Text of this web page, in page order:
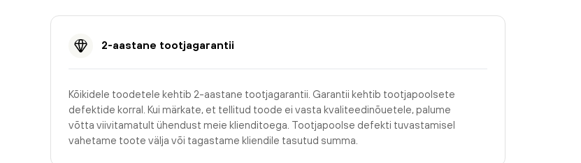
2-aastane tootjagarantii
Kõikidele toodetele kehtib 2-aastane tootjagarantii. Garantii kehtib tootjapoolsete
defektide korral. Kui märkate, et tellitud toode ei vasta kvaliteedinõuetele, palume
võtta viivitamatult ühendust meie klienditoega. Tootjapoolse defekti tuvastamisel
vahetame toote välja või tagastame kliendile tasutud summa.